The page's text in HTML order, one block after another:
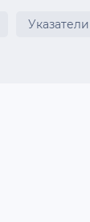
Указатели